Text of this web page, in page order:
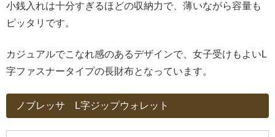
小銭入れは十分すぎるほどの収納力で、薄いながら容量も
ピッタリです。
カジュアルでこなれ感のあるデザインで、女子受けもよいL
字ファスナータイプの長財布となっています。
ノブレッサ L字ジップウォレット